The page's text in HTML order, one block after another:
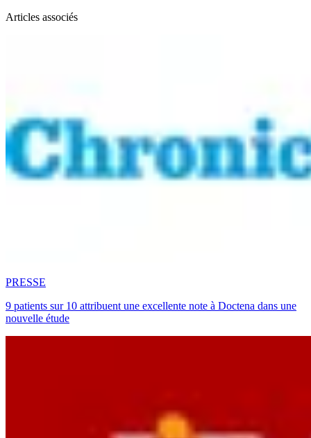
Articles associés
PRESSE
9 patients sur 10 attribuent une excellente note à Doctena dans une
nouvelle étude